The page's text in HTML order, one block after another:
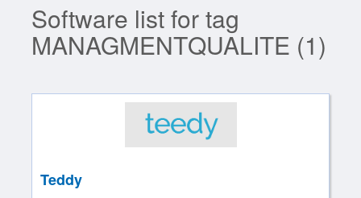
Software list for tag
MANAGMENTQUALITE (1)
Teddy